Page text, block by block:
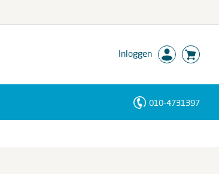
Inloggen
010-4731397